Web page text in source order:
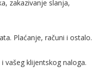
zakazivanje slanja,
Plaćanje, računi i ostalo.
vašeg klijentskog naloga.